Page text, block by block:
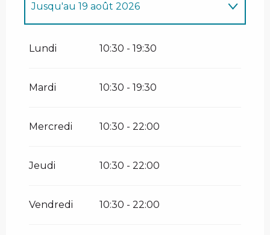
1 janvier 2026
Jusqu'au 19 août 2026
Lundi 10:30 - 19:30
Mardi 10:30 - 19:30
Mercredi 10:30 - 22:00
Jeudi 10:30 - 22:00
Vendredi 10:30 - 22:00